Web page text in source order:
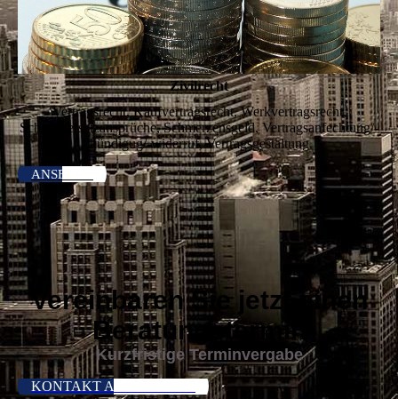
Zivilrecht
Vertragsrecht, Kaufvertragsrecht, Werkvertragsrecht,
Schadenersatzansprüche, Schmerzensgeld, Vertragsanfechtung/-
kündigug/-widerruf, Vertragsgestaltung
ANSEHEN
Vereinbaren Sie jetzt einen
Beratungstermin
Kurzfristige Terminvergabe
KONTAKT AUFNEHMEN